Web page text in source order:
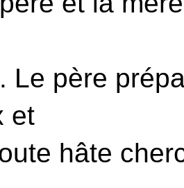
Le père
et
hâte